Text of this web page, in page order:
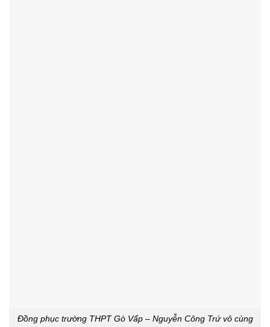
Đồng phục trường THPT Gò Vấp – Nguyễn Công Trứ vô cùng